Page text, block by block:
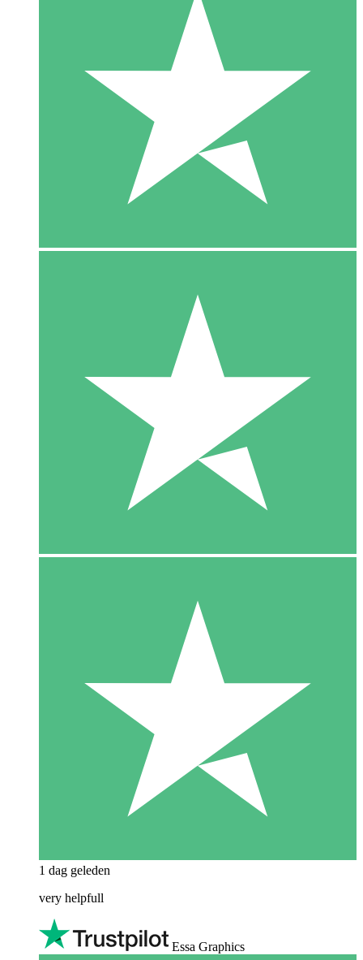
1 dag geleden
very helpfull
Essa Graphics